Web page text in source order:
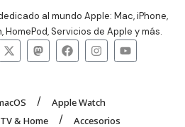
al mundo Apple: Mac, iPhone,
HomePod, Servicios de Apple y más.
Apple Watch
TV & Home Accesorios